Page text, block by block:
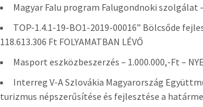
Magyar Falu program Falugondnoki szolgálat –
TOP-1.4.1-19-BO1-2019-00016” Bölcsőde
118.613.306 Ft FOLYAMATBAN LÉVŐ
Masport eszközbeszerzés – 1.000.000,-Ft –
Interreg V-A Szlovákia Magyarország
turizmus népszerűsítése és fejlesztése a